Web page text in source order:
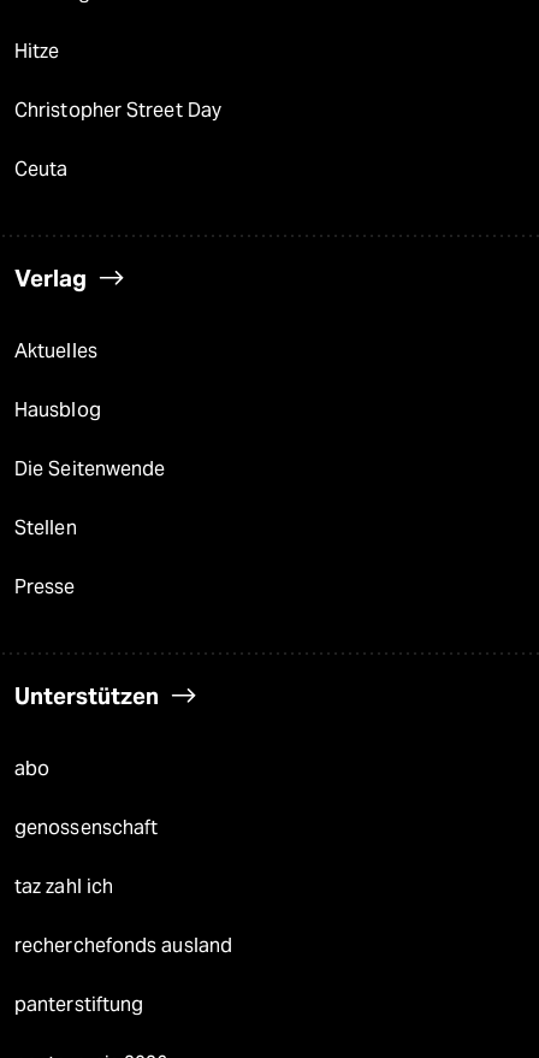
Hitze
Christopher Street Day
Ceuta
Verlag
Aktuelles
Hausblog
Die Seitenwende
Stellen
Presse
Unterstützen
abo
genossenschaft
taz zahl ich
recherchefonds ausland
panterstiftung